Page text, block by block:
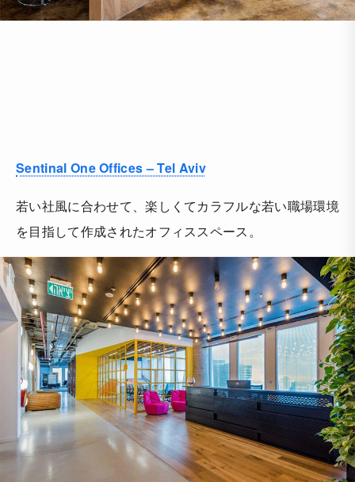
Sentinal One Offices – Tel Aviv
若い社風に合わせて、楽しくてカラフルな若い職場環境
を目指して作成されたオフィススペース。